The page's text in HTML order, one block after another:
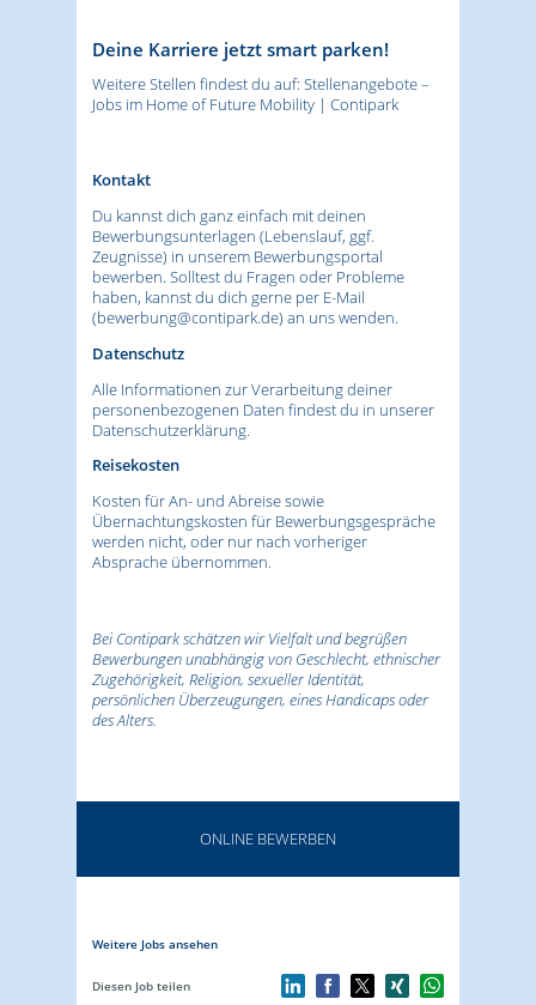
Deine Karriere jetzt smart parken!
Weitere Stellen findest du auf: Stellenangebote –
Jobs im Home of Future Mobility | Contipark
Kontakt
Du kannst dich ganz einfach mit deinen
Bewerbungsunterlagen (Lebenslauf, ggf.
Zeugnisse) in unserem Bewerbungsportal
bewerben. Solltest du Fragen oder Probleme
haben, kannst du dich gerne per E-Mail
(bewerbung@contipark.de) an uns wenden.
Datenschutz
Alle Informationen zur Verarbeitung deiner
personenbezogenen Daten findest du in unserer
Datenschutzerklärung.
Reisekosten
Kosten für An- und Abreise sowie
Übernachtungskosten für Bewerbungsgespräche
werden nicht, oder nur nach vorheriger
Absprache übernommen.
Bei Contipark schätzen wir Vielfalt und begrüßen
Bewerbungen unabhängig von Geschlecht, ethnischer
Zugehörigkeit, Religion, sexueller Identität,
persönlichen Überzeugungen, eines Handicaps oder
des Alters.
ONLINE BEWERBEN
Weitere Jobs ansehen
Diesen Job teilen